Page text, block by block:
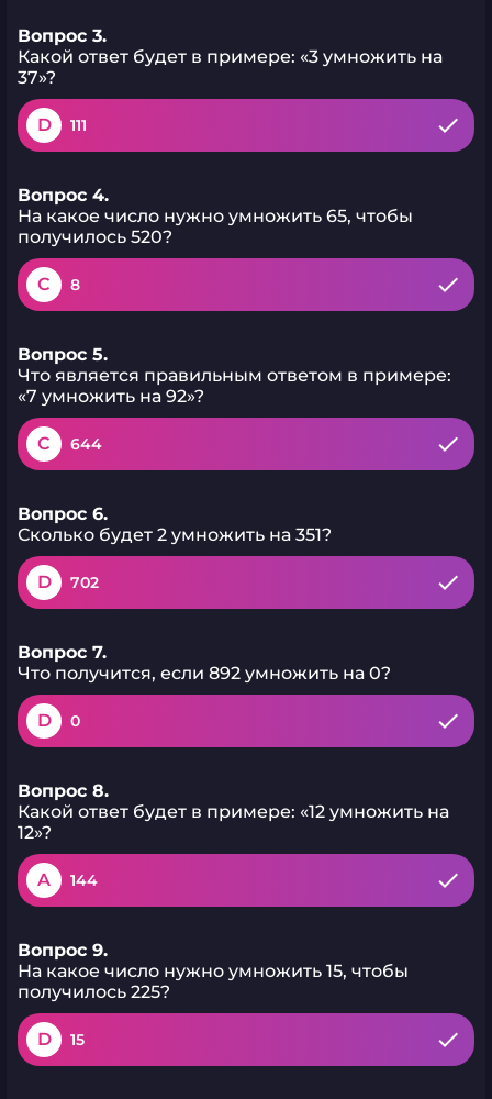
Вопрос 3.
Какой ответ будет в примере: «3 умножить на
37»?
D 111
Вопрос 4.
На какое число нужно умножить 65, чтобы
получилось 520?
C 8
Вопрос 5.
Что является правильным ответом в примере:
«7 умножить на 92»?
C 644
Вопрос 6.
Сколько будет 2 умножить на 351?
D 702
Вопрос 7.
Что получится, если 892 умножить на 0?
D 0
Вопрос 8.
Какой ответ будет в примере: «12 умножить на
12»?
A 144
Вопрос 9.
На какое число нужно умножить 15, чтобы
получилось 225?
D 15